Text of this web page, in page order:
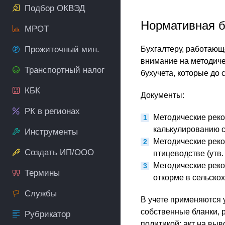
Подбор ОКВЭД
МРОТ
Прожиточный мин.
Транспортный налог
КБК
РК в регионах
Инструменты
Создать ИП/ООО
Термины
Службы
Рубрикатор
Нормативная
Бухгалтеру,
внимание на
бухучета, которые до
Документы:
Методические
калькулированию
Методические
птицеводстве
Методические
откорме в
В учете
собственные бланки,